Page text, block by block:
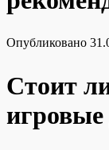
Опубликовано
Стоит
игровые